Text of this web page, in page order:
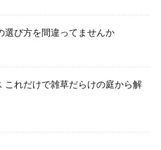
選び方を間違ってませんか
これだけで雑草だらけの庭から解